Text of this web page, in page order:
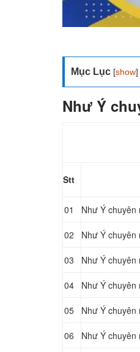
Mục Lục [show]
Như Ý
Stt
01 Như Ý chuyên
02 Như Ý chuyên
03 Như Ý chuyên
04 Như Ý chuyên
05 Như Ý
06 Như Ý